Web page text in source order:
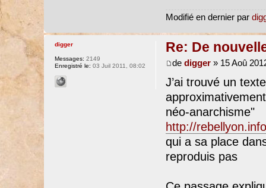
Modifié en dernier par
Re: De
de digger» 15 Aoû
J’ai trouvé un
néo-anarchisme"
http://
qui a sa place
reproduis pas
digger
Messages: 2149
Enregistré le: 03 Juil 2011, 08:02